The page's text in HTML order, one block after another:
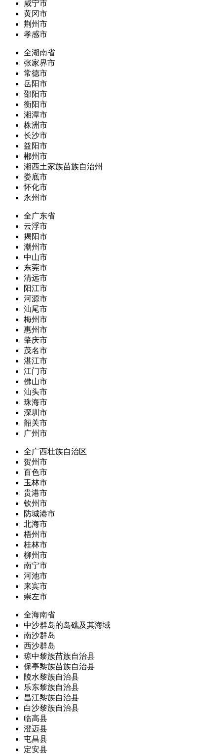
咸宁市
黄冈市
荆州市
孝感市
全湖南省
张家界市
常德市
岳阳市
邵阳市
衡阳市
湘潭市
株洲市
长沙市
益阳市
郴州市
湘西土家族苗族自治州
娄底市
怀化市
永州市
全广东省
云浮市
揭阳市
潮州市
中山市
东莞市
清远市
阳江市
河源市
汕尾市
梅州市
惠州市
肇庆市
茂名市
湛江市
江门市
佛山市
汕头市
珠海市
深圳市
韶关市
广州市
全广西壮族自治区
贺州市
百色市
玉林市
贵港市
钦州市
防城港市
北海市
梧州市
桂林市
柳州市
南宁市
河池市
来宾市
崇左市
全海南省
中沙群岛的岛礁及其海域
南沙群岛
西沙群岛
琼中黎族苗族自治县
保亭黎族苗族自治县
陵水黎族自治县
乐东黎族自治县
昌江黎族自治县
白沙黎族自治县
临高县
澄迈县
屯昌县
定安县